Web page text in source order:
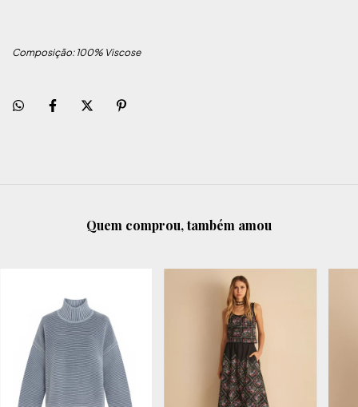
Composição: 100% Viscose
Quem comprou, também amou